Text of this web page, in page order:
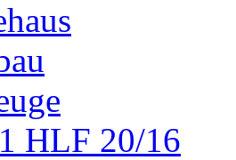
HLF 20/16